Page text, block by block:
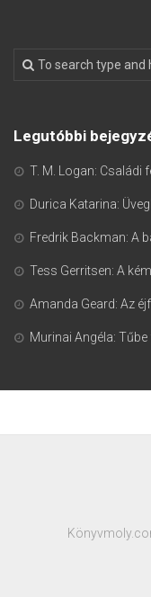
Legutóbbi
T. M. Logan: Családi
Durica Katarina:
Fredrik Backman: A
Tess Gerritsen: A
Amanda Geard: Az
Murinai Angéla: